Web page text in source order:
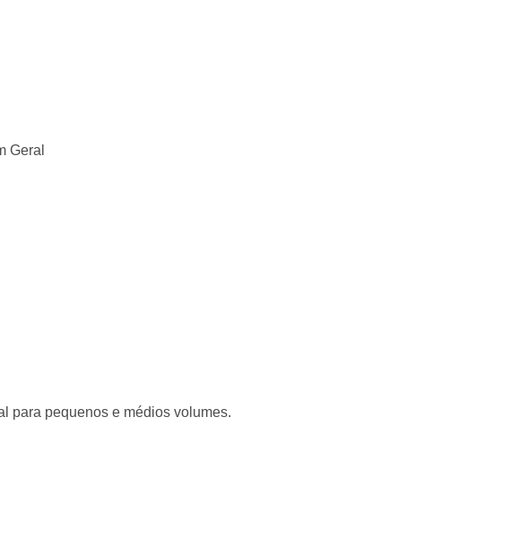
Geral
para pequenos e médios volumes.